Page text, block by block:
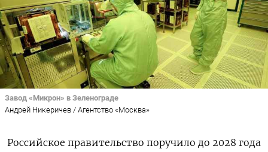
Завод «Микрон» в Зеленограде
Андрей Никеричев / Агентство «Москва»
Российское правительство поручило до 2028 года